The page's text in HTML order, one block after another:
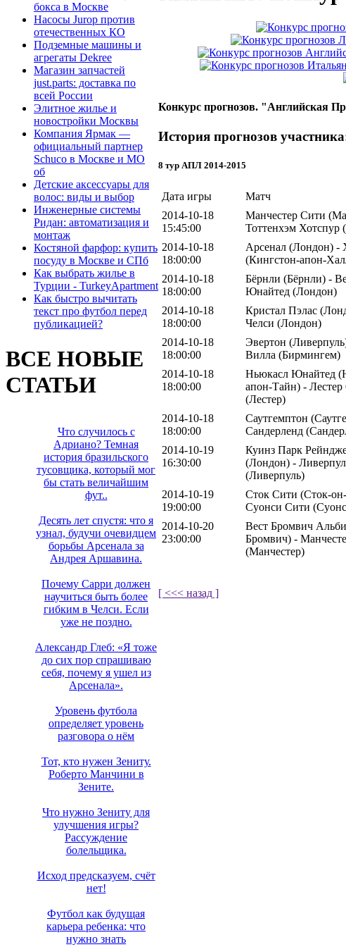
бокса в Москве
Насосы Jurop против
отечественных КО
Подземные машины и
агрегаты Dekree
Магазин запчастей
just.parts: доставка по
всей России
Элитное жилье и
новостройки Москвы
Компания Ярмак —
официальный партнер
Schuco в Москве и МО
об
Детские аксессуары для
волос: виды и выбор
Инженерные системы
Ридан: автоматизация и
монтаж
Костяной фарфор: купить
посуду в Москве и СПб
Как выбрать жилье в
Турции - TurkeyApartment
Как быстро вычитать
текст про футбол перед
публикацией?
ВСЕ НОВЫЕ
СТАТЬИ
Что случилось с
Адриано? Темная
история бразильского
тусовщика, который мог
бы стать величайшим
фут..
Десять лет спустя: что я
узнал, будучи очевидцем
борьбы Арсенала за
Андрея Аршавина.
Почему Сарри должен
научиться быть более
гибким в Челси. Если
уже не поздно.
Александр Глеб: «Я тоже
до сих пор спрашиваю
себя, почему я ушел из
Арсенала».
Уровень футбола
определяет уровень
разговора о нём
Тот, кто нужен Зениту.
Роберто Манчини в
Зените.
Что нужно Зениту для
улучшения игры?
Рассуждение
болельщика.
Исход предсказуем, счёт
нет!
Футбол как будущая
карьера ребенка: что
нужно знать
Конкурс прогнозов. "Английская
История прогнозов
8 тур АПЛ 2014-2015
Дата игры Матч
2014-10-18
15:45:00
Манчестер Сити
Тоттенхэм Хотспур
2014-10-18
18:00:00
Арсенал (Лондон) -
(Кингстон-апон-
2014-10-18
18:00:00
Бёрнли (Бёрнли) -
Юнайтед (Лондон)
2014-10-18
18:00:00
Кристал Пэлас
Челси (Лондон)
2014-10-18
18:00:00
Эвертон
Вилла (Бирмингем)
2014-10-18
18:00:00
Ньюкасл Юнайтед
апон-Тайн) - Лестер
(Лестер)
2014-10-18
18:00:00
Саутгемптон
Сандерленд
2014-10-19
16:30:00
Куинз Парк
(Лондон) -
(Ливерпуль)
2014-10-19
19:00:00
Сток Сити (Сток-
Суонси Сити
2014-10-20
23:00:00
Вест Бромвич
Бромвич) -
(Манчестер)
[ <<< назад ]